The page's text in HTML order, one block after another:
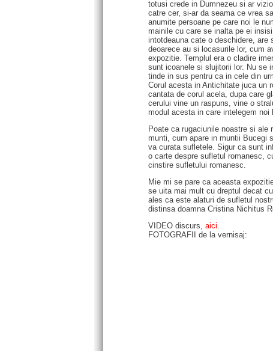
totusi crede in Dumnezeu si ar
catre cer, si-ar da seama ce vrea
anumite persoane pe care noi le
mainile cu care se inalta pe ei
intotdeauna cate o deschidere,
deoarece au si locasurile lor, cum
expozitie. Templul era o cladire
sunt icoanele si slujitorii lor. Nu se
tinde in sus pentru ca in cele din
Corul acesta in Antichitate juca un
cantata de corul acela, dupa care
cerului vine un raspuns, vine o
modul acesta in care intelegem
Poate ca rugaciunile noastre si
munti, cum apare in muntii Bucegi
va curata sufletele. Sigur ca sunt
o carte despre sufletul romanesc,
cinstire sufletului romanesc.
Mie mi se pare ca aceasta
se uita mai mult cu dreptul decat
ales ca este alaturi de sufletul
distinsa doamna Cristina Nichitus
VIDEO discurs, aici.
FOTOGRAFII de la vernisaj: